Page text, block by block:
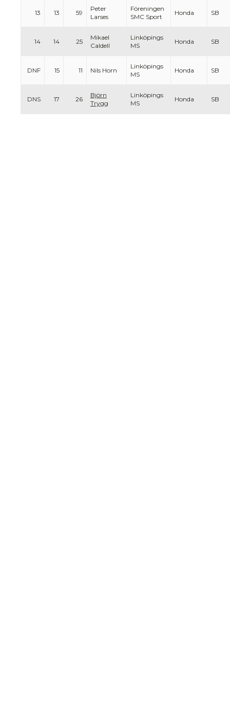
13 13 59
Peter
Larses
Föreningen
SMC Sport
Honda SB
14 14 25
Mikael
Caldell
Linköpings
MS
Honda SB
DNF 15 11 Nils Horn
Linköpings
MS
Honda SB
DNS 17 26
Björn
Trygg
Linköpings
MS
Honda SB